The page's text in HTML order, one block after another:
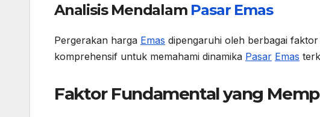
Analisis Mendalam Pasar Emas
Pergerakan harga Emas dipengaruhi oleh berbagai
komprehensif untuk memahami dinamika Pasar Emas
Faktor Fundamental yang